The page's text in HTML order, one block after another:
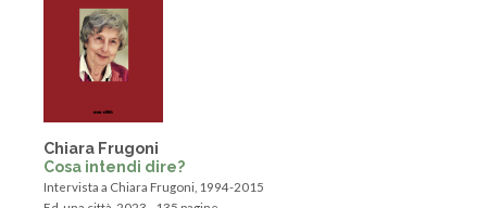
Chiara Frugoni
Cosa intendi dire?
Intervista a Chiara Frugoni, 1994-2015